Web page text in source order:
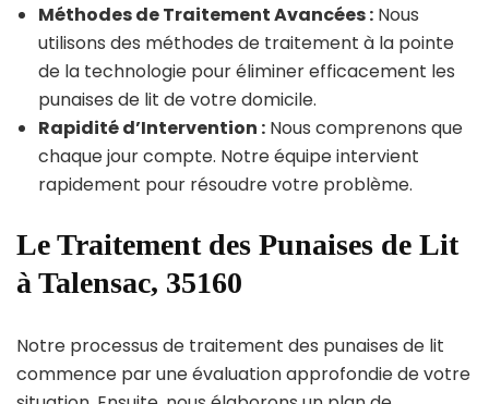
Méthodes de Traitement Avancées : Nous
utilisons des méthodes de traitement à la pointe
de la technologie pour éliminer efficacement les
punaises de lit de votre domicile.
Rapidité d’Intervention : Nous comprenons que
chaque jour compte. Notre équipe intervient
rapidement pour résoudre votre problème.
Le Traitement des Punaises de Lit
à Talensac, 35160
Notre processus de traitement des punaises de lit
commence par une évaluation approfondie de votre